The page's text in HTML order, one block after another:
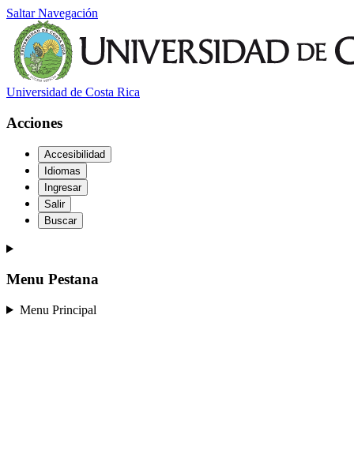
Saltar Navegación
Universidad de Costa Rica
Acciones
Accesibilidad
Idiomas
Ingresar
Salir
Buscar
Menu Pestana
Menu Principal